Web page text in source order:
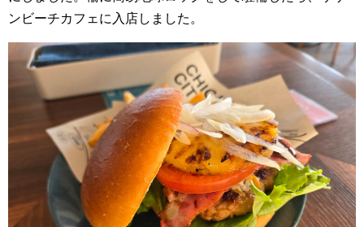
ンビーチカフェに入店しました。